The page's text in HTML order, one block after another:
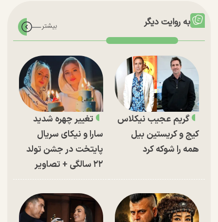
به روایت دیگر
گریم عجیب نیکلاس
کیج و کریستین بیل
همه را شوکه کرد
تغییر چهره شدید
سارا و نیکای سریال
پایتخت در جشن تولد
۲۲ سالگی + تصاویر